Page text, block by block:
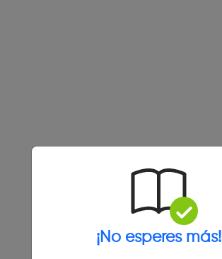
¡No esperes más!